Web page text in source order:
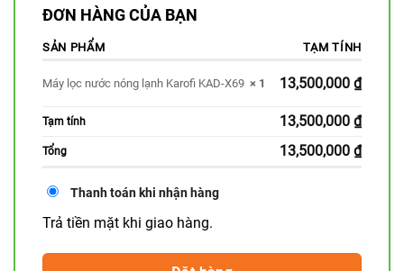
ĐƠN HÀNG CỦA BẠN
SẢN PHẨM TẠM TÍNH
Máy lọc nước nóng lạnh Karofi KAD-X69 × 1 13,500,000 ₫
Tạm tính 13,500,000 ₫
Tổng 13,500,000 ₫
Thanh toán khi nhận hàng
Trả tiền mặt khi giao hàng.